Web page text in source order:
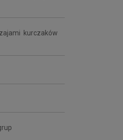
kurczaków